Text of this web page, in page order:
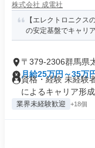
株式会社 成電社
【エレクトロニクス
の安定基盤でキャリ
〒379-2306群馬県
月給25万円～35万
資格・経験 未経験
によるキャリア形成
業界未経験歓迎 +18個